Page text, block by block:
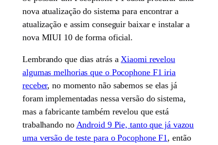
nova atualização do sistema para encontrar a
atualização e assim conseguir baixar e instalar a
nova MIUI 10 de forma oficial.
Lembrando que dias atrás a Xiaomi revelou
algumas melhorias que o Pocophone F1 iria
receber, no momento não sabemos se elas já
foram implementadas nessa versão do sistema,
mas a fabricante também revelou que está
trabalhando no Android 9 Pie, tanto que já vazou
uma versão de teste para o Pocophone F1 , então